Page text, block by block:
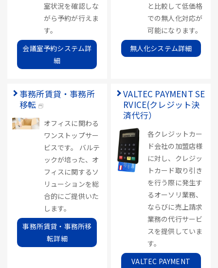
室状況を確認しな
がら予約が行えま
す。
会議室予約システム詳
細
と比較して低価格
での無人化対応が
可能になります。
無人化システム詳細
事務所賃貸・事務所
移転
オフィスに関わる
ワンストップサー
ビスです。 バルテ
ックが培った、オ
フィスに関するソ
リューションを総
合的にご提供いた
します。
事務所賃貸・事務所移
転詳細
VALTEC PAYMENT SE
RVICE(クレジット決
済代行）
各クレジットカー
ド会社の加盟店様
に対し、クレジッ
トカード取り引き
を行う際に発生す
るオーソリ業務、
ならびに売上請求
業務の代行サービ
スを提供していま
す。
VALTEC PAYMENT